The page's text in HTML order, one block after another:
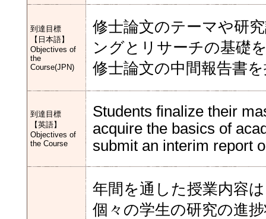
到達目標
【日本語】
Objectives of
the
Course(JPN)
修士論文のテーマや研
ングとリサーチの基礎
修士論文の中間報告書
到達目標
【英語】
Objectives of
the Course
Students finalize their
acquire the basics of
submit an interim report
年間を通した授業内容
個々の学生の研究の進